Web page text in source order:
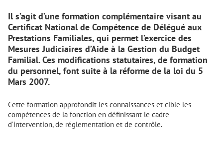
Il s’agit d’une formation complémentaire visant au
Certificat National de Compétence de Délégué aux
Prestations Familiales, qui permet l’exercice des
Mesures Judiciaires d’Aide à la Gestion du Budget
Familial. Ces modifications statutaires, de formation
du personnel, font suite à la réforme de la loi du 5
Mars 2007.
Cette formation approfondit les connaissances et cible les
compétences de la fonction en définissant le cadre
d’intervention, de réglementation et de contrôle.